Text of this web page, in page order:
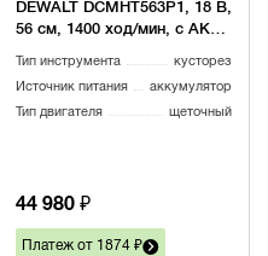
DEWALT DCMHT563P1, 18 В,
56 см, 1400 ход/мин, с АКБ
Тип инструмента кусторез
Источник питания аккумулятор
Тип двигателя щеточный
44 980 ₽
Платеж от 1874 ₽